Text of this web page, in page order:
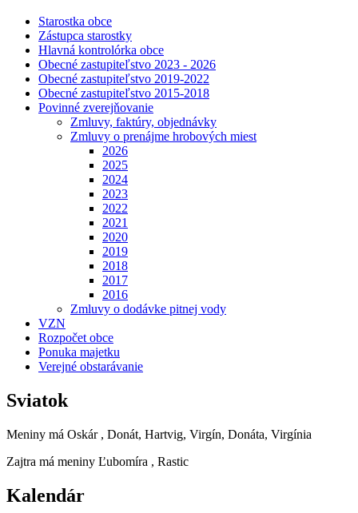
Starostka obce
Zástupca starostky
Hlavná kontrolórka obce
Obecné zastupiteľstvo 2023 - 2026
Obecné zastupiteľstvo 2019-2022
Obecné zastupiteľstvo 2015-2018
Povinné zverejňovanie
Zmluvy, faktúry, objednávky
Zmluvy o prenájme hrobových miest
2026
2025
2024
2023
2022
2021
2020
2019
2018
2017
2016
Zmluvy o dodávke pitnej vody
VZN
Rozpočet obce
Ponuka majetku
Verejné obstarávanie
Sviatok
Meniny má Oskár , Donát, Hartvig, Virgín, Donáta, Virgínia
Zajtra má meniny Ľubomíra , Rastic
Kalendár